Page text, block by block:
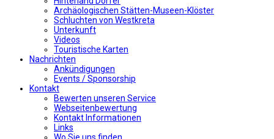
Archäologischen Stätten-Museen-Klöster
Schluchten von Westkreta
Unterkunft
Videos
Touristische Karten
Nachrichten
Ankündigungen
Events / Sponsorship
Kontakt
Bewerten unseren Service
Webseitenbewertung
Kontakt Informationen
Links
Wo Sie uns finden